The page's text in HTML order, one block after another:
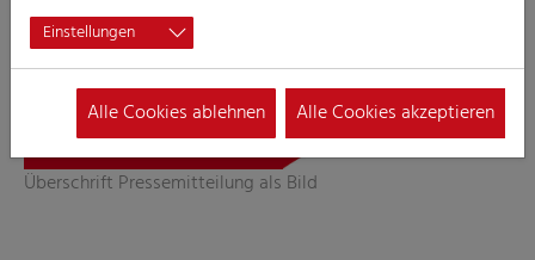
Überschrift Pressemitteilung als Bild
Einstellungen
Alle Cookies ablehnen Alle Cookies akzeptieren